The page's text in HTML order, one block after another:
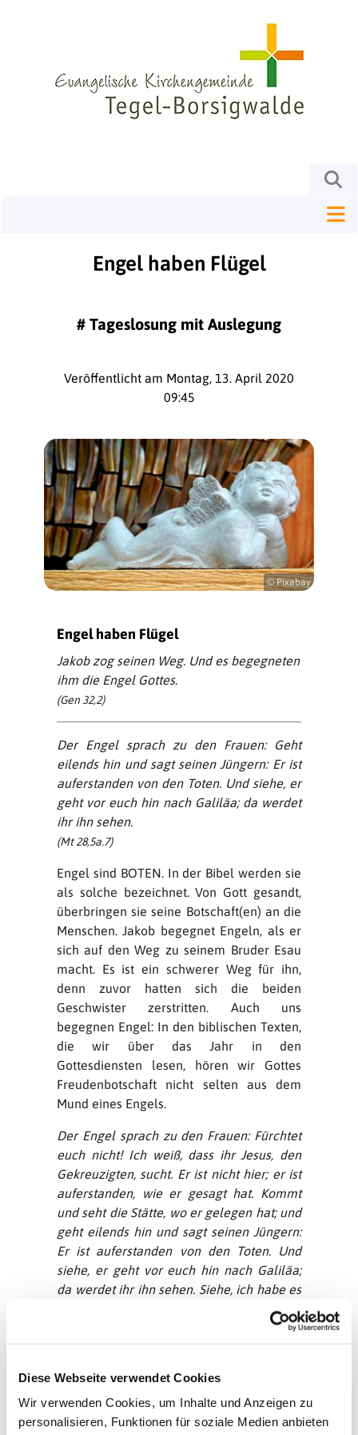
Diese Webseite verwendet Cookies
Wir verwenden Cookies, um Inhalte und Anzeigen zu
personalisieren, Funktionen für soziale Medien anbieten
Engel haben Flügel
# Tageslosung mit Auslegung
Veröffentlicht am Montag, 13. April 2020
09:45
© Pixabay
Engel haben Flügel
Jakob zog seinen Weg. Und es begegneten
ihm die Engel Gottes.
(Gen 32,2)
Der Engel sprach zu den Frauen: Geht
eilends hin und sagt seinen Jüngern: Er ist
auferstanden von den Toten. Und siehe, er
geht vor euch hin nach Galiläa; da werdet
ihr ihn sehen.
(Mt 28,5a.7)
Engel sind BOTEN. In der Bibel werden sie
als solche bezeichnet. Von Gott gesandt,
überbringen sie seine Botschaft(en) an die
Menschen. Jakob begegnet Engeln, als er
sich auf den Weg zu seinem Bruder Esau
macht. Es ist ein schwerer Weg für ihn,
denn zuvor hatten sich die beiden
Geschwister zerstritten. Auch uns
begegnen Engel: In den biblischen Texten,
die wir über das Jahr in den
Gottesdiensten lesen, hören wir Gottes
Freudenbotschaft nicht selten aus dem
Mund eines Engels.
Der Engel sprach zu den Frauen: Fürchtet
euch nicht! Ich weiß, dass ihr Jesus, den
Gekreuzigten, sucht. Er ist nicht hier; er ist
auferstanden, wie er gesagt hat. Kommt
und seht die Stätte, wo er gelegen hat; und
geht eilends hin und sagt seinen Jüngern:
Er ist auferstanden von den Toten. Und
siehe, er geht vor euch hin nach Galiläa;
da werdet ihr ihn sehen. Siehe, ich habe es
Engel haben FLÜGEL. Viele Darstellungen
mehr Flügeln. So können sie fliegen und
bewegen sich hin und her zwischen
Himmel und Erde. »Wir Menschen sind